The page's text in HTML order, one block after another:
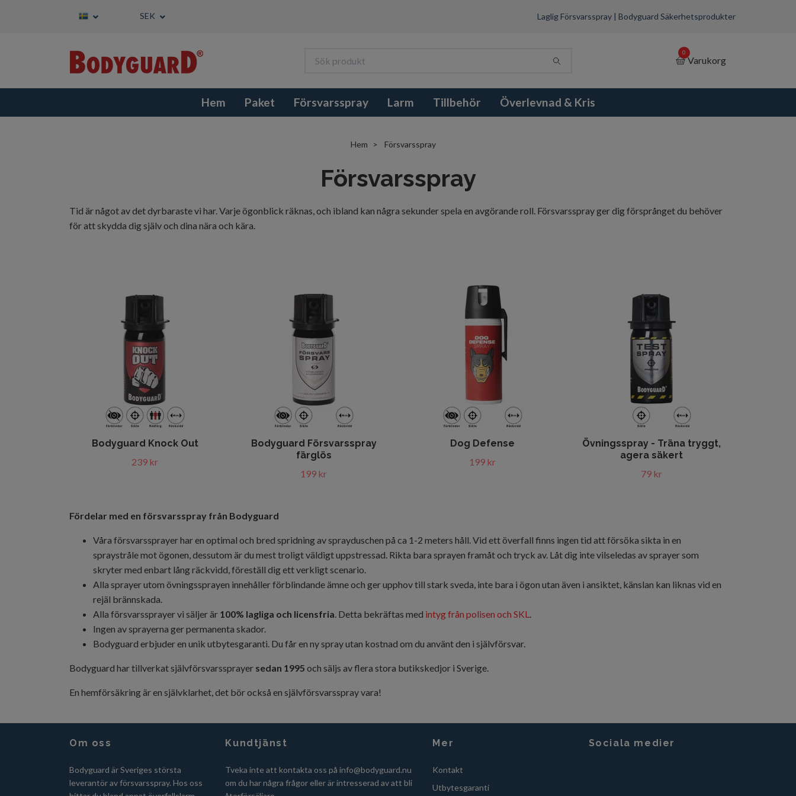
SEK Laglig Försvarsspray | Bodyguard Säkerhetsprodukter
0
Varukorg
Hem Paket Försvarsspray Larm Tillbehör Överlevnad & Kris
Hem Försvarsspray
Försvarsspray
Tid är något av det dyrbaraste vi har. Varje ögonblick räknas, och ibland kan några sekunder spela en avgörande roll. Försvarsspray ger dig försprånget du behöver
för att skydda dig själv och dina nära och kära.
Bodyguard Knock Out
239 kr
Bodyguard Försvarsspray
färglös
199 kr
Dog Defense
199 kr
Övningsspray - Träna tryggt,
agera säkert
79 kr
Fördelar med en försvarsspray från Bodyguard
Våra försvarssprayer har en optimal och bred spridning av sprayduschen på ca 1-2 meters håll. Vid ett överfall finns ingen tid att försöka sikta in en
spraystråle mot ögonen, dessutom är du mest troligt väldigt uppstressad. Rikta bara sprayen framåt och tryck av. Låt dig inte vilseledas av sprayer som
skryter med enbart lång räckvidd, föreställ dig ett verkligt scenario.
Alla sprayer utom övningssprayen innehåller förblindande ämne och ger upphov till stark sveda, inte bara i ögon utan även i ansiktet, känslan kan liknas vid en
rejäl brännskada.
Alla försvarssprayer vi säljer är 100% lagliga och licensfria. Detta bekräftas med intyg från polisen och SKL.
Ingen av sprayerna ger permanenta skador.
Bodyguard erbjuder en unik utbytesgaranti. Du får en ny spray utan kostnad om du använt den i självförsvar.
Bodyguard har tillverkat självförsvarssprayer sedan 1995 och säljs av flera stora butikskedjor i Sverige.
En hemförsäkring är en självklarhet, det bör också en självförsvarsspray vara!
Om oss
Bodyguard är Sveriges största
leverantör av försvarsspray. Hos oss
Kundtjänst
Tveka inte att kontakta oss påinfo@bodyguard.nu
om du har några frågor eller är intresserad av att bli
Mer
Kontakt
Utbytesgaranti
Sociala medier